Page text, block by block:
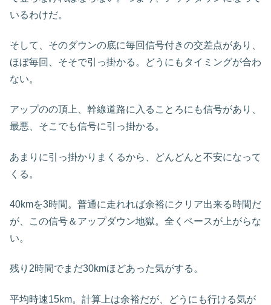
いるわけだ。
そして、そのダウンの底に毎回信号付きの交差点があり、
ほぼ毎回、そそで引っ掛かる。どうにもタイミングが合わ
ない。
アップのの頂上、幹線道路に入ることろにも信号があり、
最悪、そこでも信号に引っ掛かる。
あまりに引っ掛かりまくるから、どんどんと不安になって
くる。
40kmを3時間。普通に走れれば余裕にクリア出来る時間だ
が、この信号＆アップダウン地獄。全くペースが上がらな
い。
残り2時間でまだ30kmほどあった気がする。
平均時速15km。計算上は余裕だが、どうにも行ける気が